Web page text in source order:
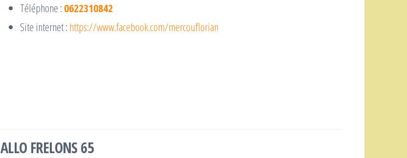
Téléphone : 0622310842
Site internet : https://www.facebook.com/mercouflorian
ALLO FRELONS 65